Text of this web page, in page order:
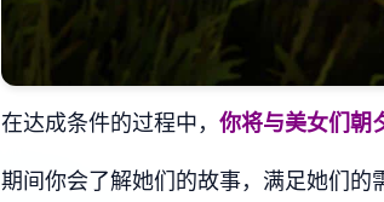
在达成条件的过程中， 你将与美女们朝
期间你会了解她们的故事，满足她们的